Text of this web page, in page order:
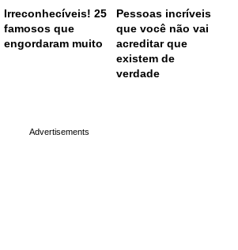
Irreconhecíveis! 25
famosos que
engordaram muito
Pessoas incríveis
que você não vai
acreditar que
existem de
verdade